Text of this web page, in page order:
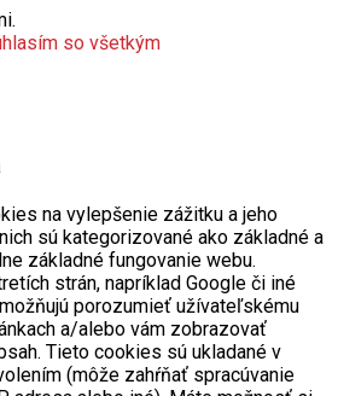
so všetkým
na vylepšenie zážitku a jeho
sú kategorizované ako základné a
základné fungovanie webu.
strán, napríklad Google či iné
porozumieť užívateľskému
a/alebo vám zobrazovať
Tieto cookies sú ukladané v
(môže zahŕňať spracúvanie